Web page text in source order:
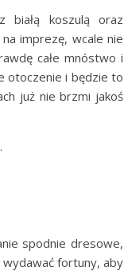
białą koszulą oraz
imprezę, wcale nie
całe mnóstwo i
otoczenie i będzie to
już nie brzmi jakoś
spodnie dresowe,
fortuny, aby